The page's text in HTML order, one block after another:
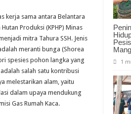
1
kerja sama antara Belantara
Produksi (KPHP) Minas
mitra Tahura SSH. Jenis
meranti bunga (Shorea
spesies pohon langka yang
salah satu kontribusi
melestarikan alam, yaitu
dalam upaya mendukung
Gas Rumah Kaca.